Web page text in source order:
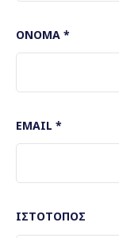
ΌΝΟΜΑ *
EMAIL *
ΙΣΤΌΤΟΠΟΣ